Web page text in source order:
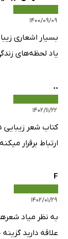
۱۴۰۰/۰۹/۰۹
بسیار اشعاری
یاد لحظه‌های
..
۱۴۰۲/۱۱/۲۲
کتاب شعر
ارتباط برقرار میکنه
F
۱۴۰۲/۰۱/۲۹
به نظر میاد
علاقه دارید